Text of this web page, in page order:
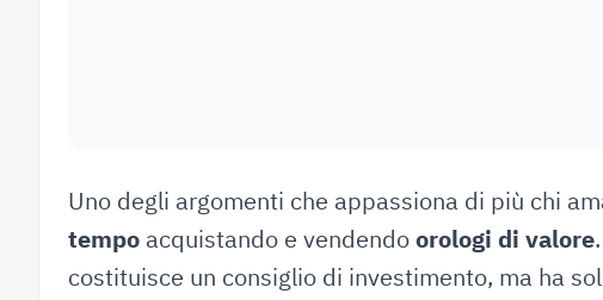
Uno degli argomenti che appassiona di più chi
tempo acquistando e vendendoorologi di valore
costituisce un consiglio di investimento, ma ha